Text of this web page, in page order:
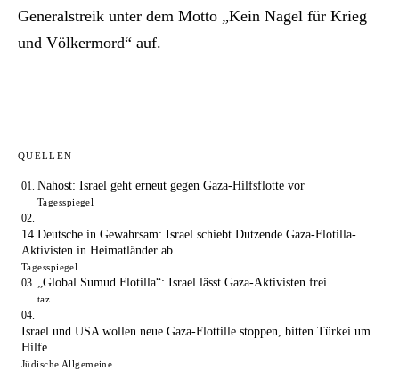
Generalstreik unter dem Motto „Kein Nagel für Krieg
und Völkermord“ auf.
QUELLEN
Nahost: Israel geht erneut gegen Gaza-Hilfsflotte vor
Tagesspiegel
14 Deutsche in Gewahrsam: Israel schiebt Dutzende Gaza-Flotilla-
Aktivisten in Heimatländer ab
Tagesspiegel
„Global Sumud Flotilla“: Israel lässt Gaza-Aktivisten frei
taz
Israel und USA wollen neue Gaza-Flottille stoppen, bitten Türkei um
Hilfe
Jüdische Allgemeine